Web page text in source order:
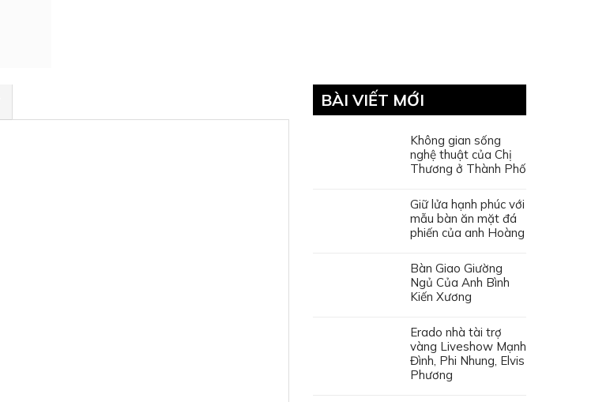
BÀI VIẾT MỚI
Không gian sống
nghệ thuật của Chị
Thương ở Thành Phố
Giữ lửa hạnh phúc với
mẫu bàn ăn mặt đá
phiến của anh Hoàng
Bàn Giao Giường
Ngủ Của Anh Bình
Kiến Xương
Erado nhà tài trợ
vàng Liveshow Mạnh
Đình, Phi Nhung, Elvis
Phương